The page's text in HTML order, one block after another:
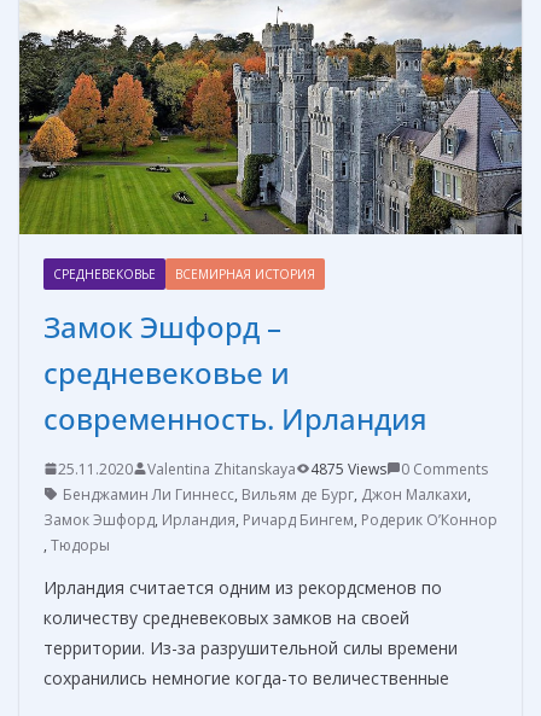
СРЕДНЕВЕКОВЬЕ ВСЕМИРНАЯ ИСТОРИЯ
Замок Эшфорд –
средневековье и
современность. Ирландия
25.11.2020 Valentina Zhitanskaya 4875 Views
0 Comments
Бенджамин Ли Гиннесс, Вильям де Бург, Джон Малкахи,
Замок Эшфорд, Ирландия, Ричард Бингем, Родерик О’Коннор
, Тюдоры
Ирландия считается одним из рекордсменов по
количеству средневековых замков на своей
территории. Из-за разрушительной силы времени
сохранились немногие когда-то величественные